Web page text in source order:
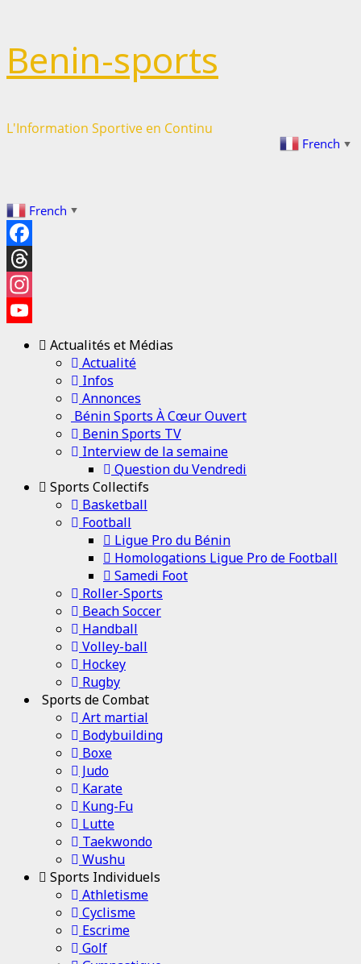
Benin-sports
L'Information Sportive en Continu
French ▼
French ▼
Facebook
Threads
Instagram
YouTube
Channel
Actualités et Médias
Actualité
Infos
Annonces
Bénin Sports À Cœur Ouvert
Benin Sports TV
Interview de la semaine
Question du Vendredi
Sports Collectifs
Basketball
Football
Ligue Pro du Bénin
Homologations Ligue Pro de Football
Samedi Foot
Roller-Sports
Beach Soccer
Handball
Volley-ball
Hockey
Rugby
Sports de Combat
Art martial
Bodybuilding
Boxe
Judo
Karate
Kung-Fu
Lutte
Taekwondo
Wushu
Sports Individuels
Athletisme
Cyclisme
Escrime
Golf